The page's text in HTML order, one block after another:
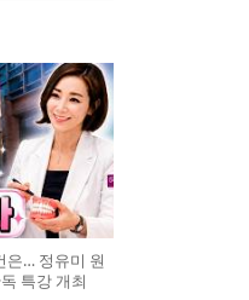
은… 정유미 원
특강 개최